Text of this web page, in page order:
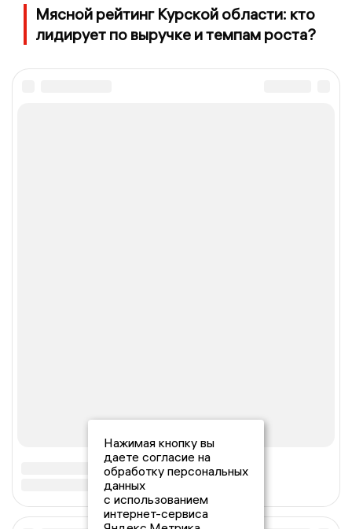
Мясной рейтинг Курской области: кто
лидирует по выручке и темпам роста?
Нажимая кнопку вы
даете согласие на
обработку персональных
данных
с использованием
интернет-сервиса